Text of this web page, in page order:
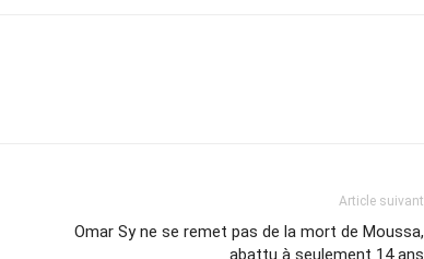
Article suivant
Omar Sy ne se remet pas de la mort de Moussa,
abattu à seulement 14 ans